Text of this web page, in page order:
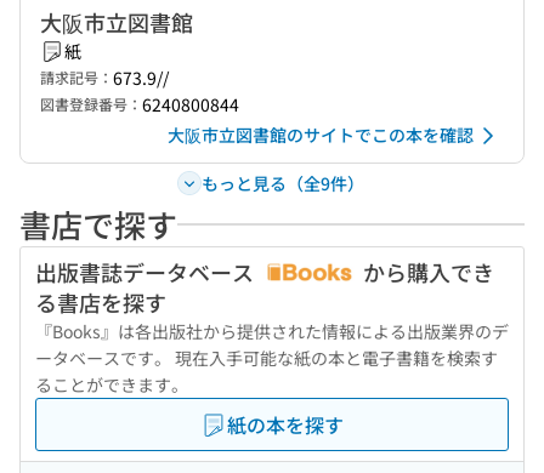
大阪市立図書館
紙
請求記号： 673.9//
図書登録番号： 6240800844
大阪市立図書館のサイトでこの本を確認
もっと見る（全9件）
書店で探す
出版書誌データベース
から購入でき
る書店を探す
『Books』は各出版社から提供された情報による出版業界のデ
ータベースです。 現在入手可能な紙の本と電子書籍を検索す
ることができます。
紙の本を探す